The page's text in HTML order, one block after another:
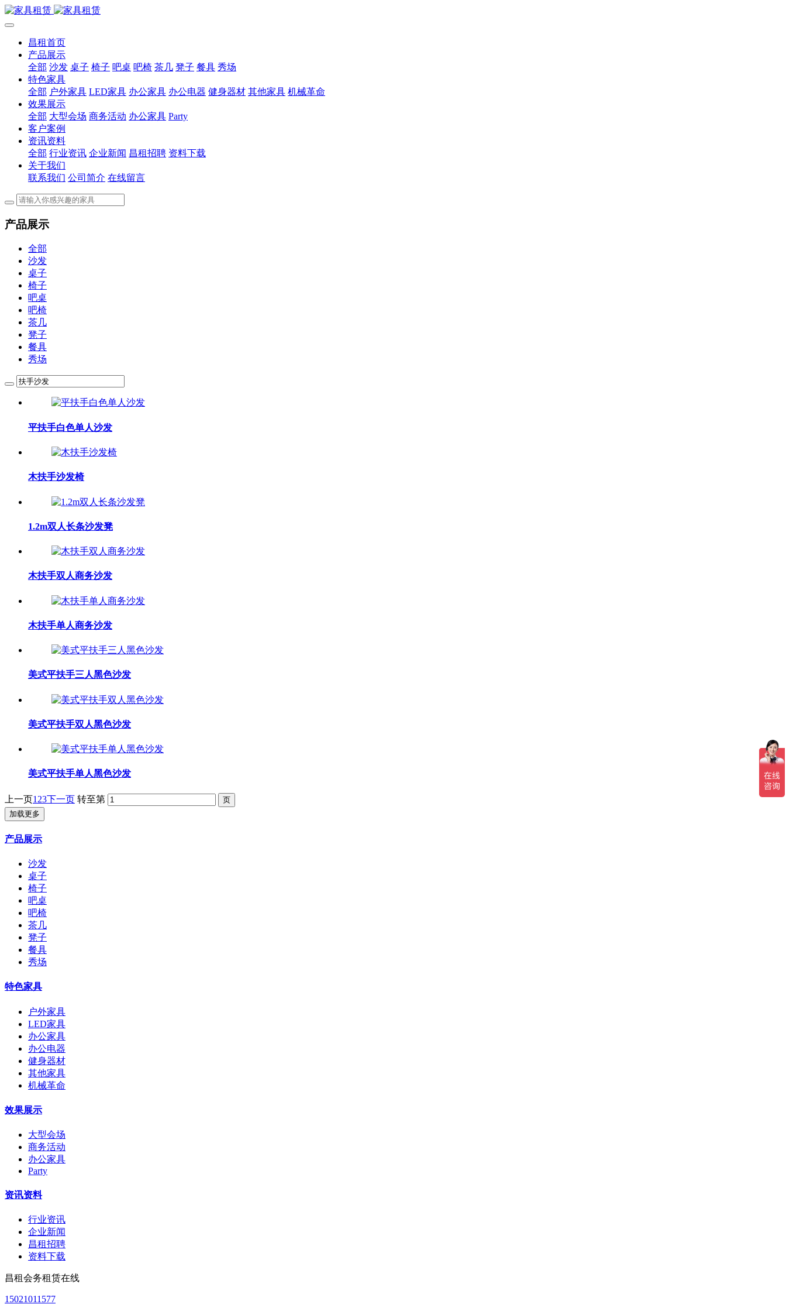
昌租首页
产品展示
全部 沙发 桌子 椅子 吧桌 吧椅 茶几 凳子 餐具 秀场
特色家具
全部 户外家具 LED家具 办公家具 办公电器 健身器材 其他家具 机械革命
效果展示
全部 大型会场 商务活动 办公家具 Party
客户案例
资讯资料
全部 行业资讯 企业新闻 昌租招聘 资料下载
关于我们
联系我们 公司简介 在线留言
产品展示
全部
沙发
桌子
椅子
吧桌
吧椅
茶几
凳子
餐具
秀场
平扶手白色单人沙发
木扶手沙发椅
1.2m双人长条沙发凳
木扶手双人商务沙发
木扶手单人商务沙发
美式平扶手三人黑色沙发
美式平扶手双人黑色沙发
美式平扶手单人黑色沙发
上一页1 23下一页 转至第
加载更多
产品展示
沙发
桌子
椅子
吧桌
吧椅
茶几
凳子
餐具
秀场
特色家具
户外家具
LED家具
办公家具
办公电器
健身器材
其他家具
机械革命
效果展示
大型会场
商务活动
办公家具
Party
资讯资料
行业资讯
企业新闻
昌租招聘
资料下载
昌租会务租赁在线
15021011577